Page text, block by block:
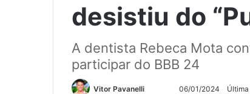
desistiu do
A dentista Rebeca Mota
participar do BBB 24
Vitor Pavanelli
Mande06/01/2024